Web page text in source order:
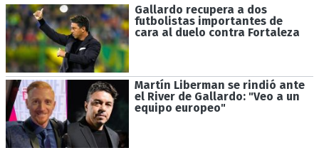
Gallardo recupera a dos
futbolistas importantes de
cara al duelo contra Fortaleza
Martín Liberman se rindió ante
el River de Gallardo: "Veo a un
equipo europeo"